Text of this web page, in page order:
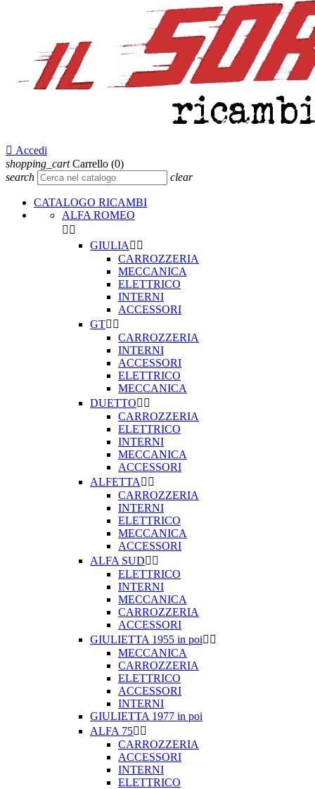
 Accedi
shopping_cart Carrello (0)
search
clear
CATALOGO RICAMBI
ALFA ROMEO
 
GIULIA  
CARROZZERIA
MECCANICA
ELETTRICO
INTERNI
ACCESSORI
GT 
CARROZZERIA
INTERNI
ACCESSORI
ELETTRICO
MECCANICA
DUETTO 
CARROZZERIA
ELETTRICO
INTERNI
MECCANICA
ACCESSORI
ALFETTA  
CARROZZERIA
INTERNI
ELETTRICO
MECCANICA
ACCESSORI
ALFA SUD 
ELETTRICO
INTERNI
MECCANICA
CARROZZERIA
ACCESSORI
GIULIETTA 1955 in poi 
MECCANICA
CARROZZERIA
ELETTRICO
ACCESSORI
INTERNI
GIULIETTA 1977 in poi
ALFA 75 
CARROZZERIA
ACCESSORI
INTERNI
ELETTRICO